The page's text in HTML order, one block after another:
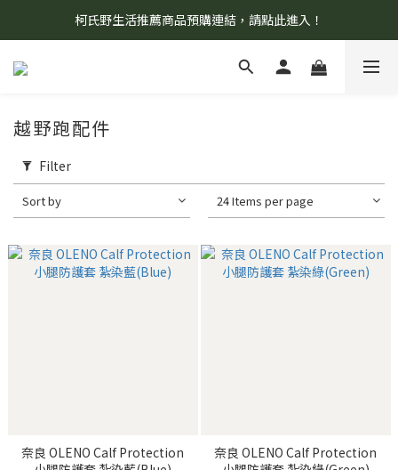
8/7 當天暫停開放工作室。請見諒！
柯氏野生活推薦商品預購連結，請點此進入！
8/7 當天暫停開放工作室。請見諒！
越野跑配件
Filter
Sort by 24 Items per page
奈良 OLENO Calf Protection
奈良 OLENO Calf Protection